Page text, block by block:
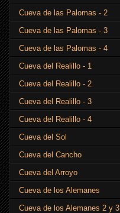
Cueva de las Palomas - 2
Cueva de las Palomas - 3
Cueva de las Palomas - 4
Cueva del Realillo - 1
Cueva del Realillo - 2
Cueva del Realillo - 3
Cueva del Realillo - 4
Cueva del Sol
Cueva del Cancho
Cueva del Arroyo
Cueva de los Alemanes
Cueva de los Alemanes 2 y 3